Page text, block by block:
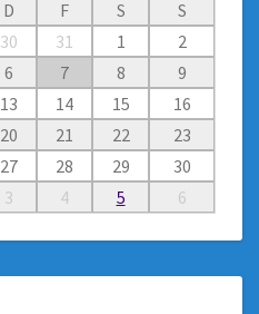
D F S
S
30 31 1
2
6 7 8
9
13 14 15
16
20 21 22
23
27 28 29
30
3 4 5 6